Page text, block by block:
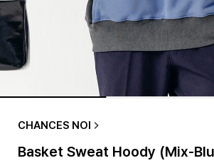
CHANCES NOI
Basket Sweat Hoody (Mix-